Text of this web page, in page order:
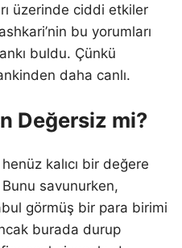
üzerinde ciddi etkiler
bu yorumları
buldu. Çünkü
daha canlı.
Değersiz mi?
kalıcı bir değere
Bunu savunurken,
görmüş bir para birimi
burada durup